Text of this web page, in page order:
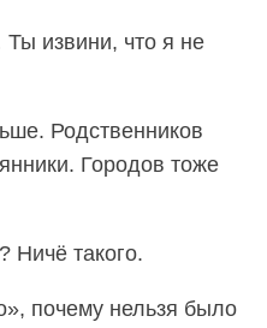
извини, что я не
Родственников
Городов тоже
Ничё такого.
почему нельзя было